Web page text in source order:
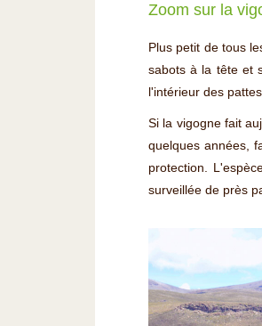
Zoom sur la
Plus petit de tous
sabots à la tête et
l'intérieur des
Si la vigogne fait
quelques années,
protection.
surveillée de près